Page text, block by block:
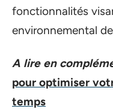
fonctionnalités
environnemental
A lire en
pour optimiser
temps